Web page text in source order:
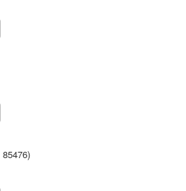
85476)